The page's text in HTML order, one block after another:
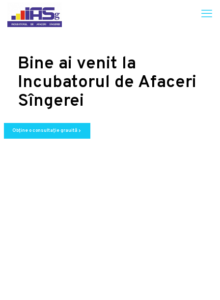
Bine ai venit la
Incubatorul de Afaceri
Sîngerei
Obține o consultație grauită chevron_right